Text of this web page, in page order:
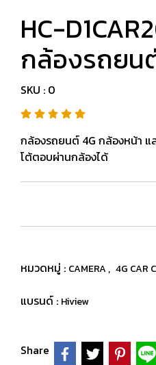
HC-
กล้องรถยน
SKU : 0
กล้องรถยนต์ 4G กล้องหน้า แ
โต้ตอบผ่านกล้องได้
หมวดหมู่ : CAMERA , 4G CAR
แบรนด์ : Hiview
Share